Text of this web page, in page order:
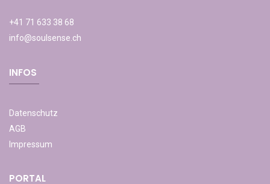
+41 71 633 38 68
info@soulsense.ch
INFOS
Datenschutz
AGB
Impressum
PORTAL